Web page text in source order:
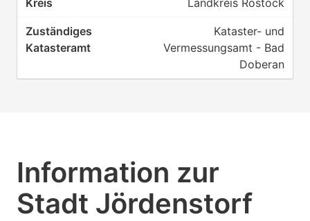
Landkreis Rostock
Kataster- und
Vermessungsamt - Bad
Doberan
Information zur
Stadt Jördenstorf